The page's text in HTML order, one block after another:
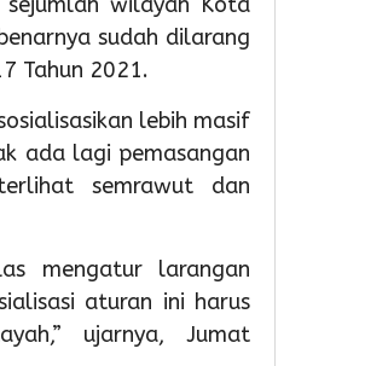
sudah dilarang
Tahun 2021.
lebih masif
ada lagi pemasangan
semrawut dan
mengatur larangan
aturan ini harus
ujarnya, Jumat